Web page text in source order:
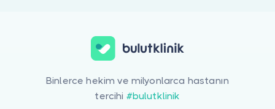
Binlerce hekim ve milyonlarca hastanın
tercihi #bulutklinik